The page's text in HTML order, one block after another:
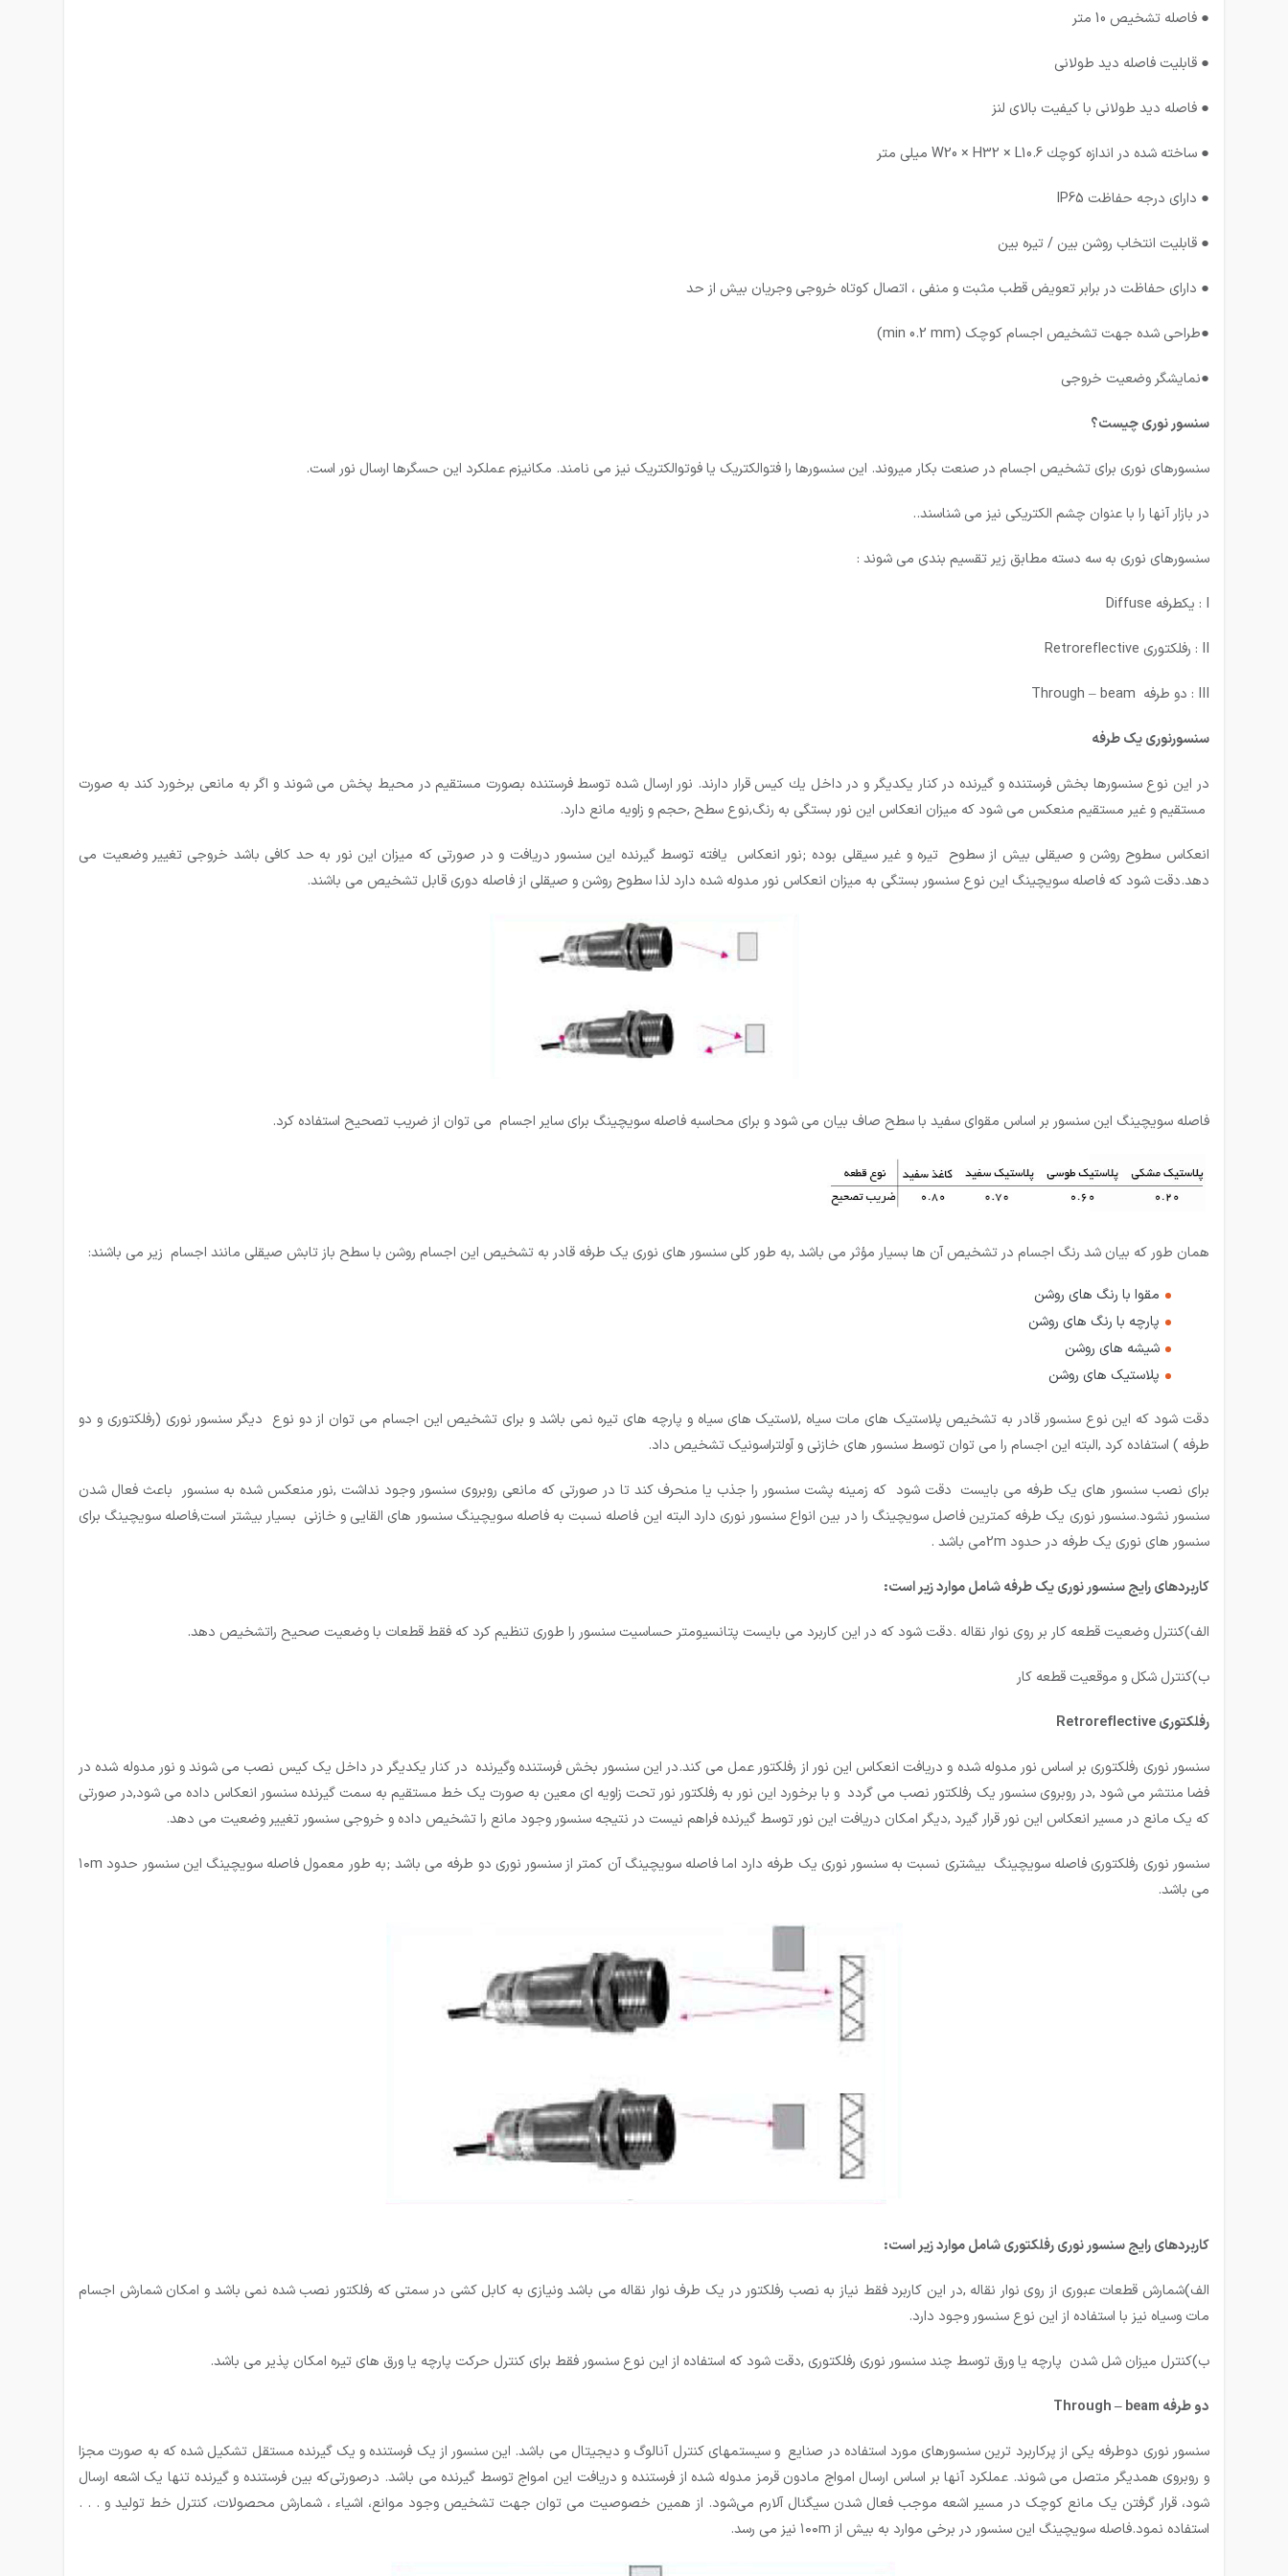
● فاصله تشخیص 10 متر
● قابلیت فاصله دید طولانی
● فاصله دید طولانی با کیفیت بالای لنز
● ساخته شده در اندازه كوچك W20 × H32 × L10.6 میلی متر
● دارای درجه حفاظت IP65
● قابلیت انتخاب روشن بین / تیره بین
● دارای حفاظت در برابر تعویض قطب مثبت و منفی ، اتصال کوتاه خروجی وجریان بیش از حد
●طراحی شده جهت تشخیص اجسام کوچک (min 0.2 mm)
●نمایشگر وضعیت خروجی
سنسور نوری چیست؟
سنسورهای نوری برای تشخیص اجسام در صنعت بکار میروند. این سنسورها را فتوالکتریک یا فوتوالکتریک نیز می نامند. مکانیزم عملکرد این حسگرها ارسال نور است.
در بازار آنها را با عنوان چشم الکتریکی نیز می شناسند..
سنسورهای نوری به سه دسته مطابق زیر تقسیم بندی می شوند :
I : یكطرفه Diffuse
II : رفلكتوری Retroreflective
III : دو طرفه Through – beam
سنسورنوری یک طرفه
در این نوع سنسورها بخش فرستنده و گیرنده در كنار یكدیگر و در داخل یك كیس قرار دارند. نور ارسال شده توسط فرستنده بصورت مستقیم در محیط پخش می شوند و اگر به مانعی برخورد كند به صورت
مستقیم و غیر مستقیم منعکس می شود که میزان انعکاس این نور بستگی به رنگ,نوع سطح ,حجم و زاویه مانع دارد.
انعکاس سطوح روشن و صیقلی بیش از سطوح تیره و غیر سیقلی بوده ;نور انعکاس یافته توسط گیرنده این سنسور دریافت و در صورتی که میزان این نور به حد کافی باشد خروجی تغییر وضعیت می
دهد.دقت شود که فاصله سویچینگ این نوع سنسور بستگی به میزان انعکاس نور مدوله شده دارد لذا سطوح روشن و صیقلی از فاصله دوری قابل تشخیص می باشند.
فاصله سویچینگ این سنسور بر اساس مقوای سفید با سطح صاف بیان می شود و برای محاسبه فاصله سویچینگ برای سایر اجسام می توان از ضریب تصحیح استفاده کرد.
همان طور که بیان شد رنگ اجسام در تشخیص آن ها بسیار مؤثر می باشد ,به طور کلی سنسور های نوری یک طرفه قادر به تشخیص این اجسام روشن با سطح باز تابش صیقلی مانند اجسام زیر می باشند:
مقوا با رنگ های روشن
پارچه با رنگ های روشن
شیشه های روشن
پلاستیک های روشن
دقت شود که این نوع سنسور قادر به تشخیص پلاستیک های مات سیاه ,لاستیک های سیاه و پارچه های تیره نمی باشد و برای تشخیص این اجسام می توان از دو نوع دیگر سنسور نوری (رفلکتوری و دو
طرفه ) استفاده کرد ,البته این اجسام را می توان توسط سنسور های خازنی و آولتراسونیک تشخیص داد.
برای نصب سنسور های یک طرفه می بایست دقت شود که زمینه پشت سنسور را جذب یا منحرف کند تا در صورتی که مانعی روبروی سنسور وجود نداشت ,نور منعکس شده به سنسور باعث فعال شدن
سنسور نشود.سنسور نوری یک طرفه کمترین فاصل سویچینگ را در بین انواع سنسور نوری دارد البته این فاصله نسبت به فاصله سویچینگ سنسور های القایی و خازنی بسیار بیشتر است,فاصله سویچینگ برای
سنسور های نوری یک طرفه در حدود 2mمی باشد .
کاربردهای رایج سنسور نوری یک طرفه شامل موارد زیر است:
الف)کنترل وضعیت قطعه کار بر روی نوار نقاله .دقت شود که در این کاربرد می بایست پتانسیومتر حساسیت سنسور را طوری تنظیم کرد که فقط قطعات با وضعیت صحیح راتشخیص دهد.
ب)کنترل شکل و موقعیت قطعه کار
رفلكتوری Retroreflective
سنسور نوری رفلکتوری بر اساس نور مدوله شده و دریافت انعکاس این نور از رفلکتور عمل می کند.در این سنسور بخش فرستنده وگیرنده در کنار یکدیگر در داخل یک کیس نصب می شوند و نور مدوله شده در
فضا منتشر می شود ,در روبروی سنسور یک رفلکتور نصب می گردد و با برخورد این نور به رفلکتور نور تحت زاویه ای معین به صورت یک خط مستقیم به سمت گیرنده سنسور انعکاس داده می شود,در صورتی
که یک مانع در مسیر انعکاس این نور قرار گیرد ,دیگر امکان دریافت این نور توسط گیرنده فراهم نیست در نتیجه سنسور وجود مانع را تشخیص داده و خروجی سنسور تغییر وضعیت می دهد.
سنسور نوری رفلکتوری فاصله سویچینگ بیشتری نسبت به سنسور نوری یک طرفه دارد اما فاصله سویچینگ آن کمتر از سنسور نوری دو طرفه می باشد ;به طور معمول فاصله سویچینگ این سنسور حدود ۱۰m
می باشد.
کاربردهای رایج سنسور نوری رفلکتوری شامل موارد زیر است:
الف)شمارش قطعات عبوری از روی نوار نقاله ,در این کاربرد فقط نیاز به نصب رفلکتور در یک طرف نوار نقاله می باشد ونیازی به کابل کشی در سمتی که رفلکتور نصب شده نمی باشد و امکان شمارش اجسام
مات وسیاه نیز با استفاده از این نوع سنسور وجود دارد.
ب)کنترل میزان شل شدن پارچه یا ورق توسط چند سنسور نوری رفلکتوری ,دقت شود که استفاده از این نوع سنسور فقط برای کنترل حرکت پارچه یا ورق های تیره امکان پذیر می باشد.
دو طرفه Through – beam
سنسور نوری دوطرفه یکی از پرکاربرد ترین سنسورهای مورد استفاده در صنایع و سیستمهای کنترل آنالوگ و دیجیتال می باشد. این سنسور از یک فرستنده و یک گیرنده مستقل تشکیل شده که به صورت مجزا
و روبروی همدیگر متصل می شوند. عملکرد آنها بر اساس ارسال امواج مادون قرمز مدوله شده از فرستنده و دریافت این امواج توسط گیرنده می باشد. درصورتی‌که بین فرستنده و گیرنده تنها یک اشعه ارسال
شود، قرار گرفتن یک مانع کوچک در مسیر اشعه موجب فعال شدن سیگنال آلارم می‌شود. از همین خصوصیت می توان جهت تشخیص وجود موانع، اشیاء ، شمارش محصولات، کنترل خط تولید و . . .
استفاده نمود.فاصله سویچینگ این سنسور در برخی موارد به بیش از ۱۰۰m نیز می رسد.